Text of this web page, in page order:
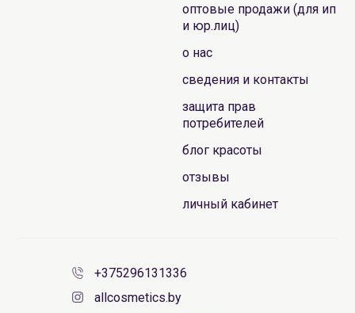
оптовые продажи (для ип
и юр.лиц)
о нас
сведения и контакты
защита прав
потребителей
блог красоты
отзывы
личный кабинет
+375296131336
allcosmetics.by